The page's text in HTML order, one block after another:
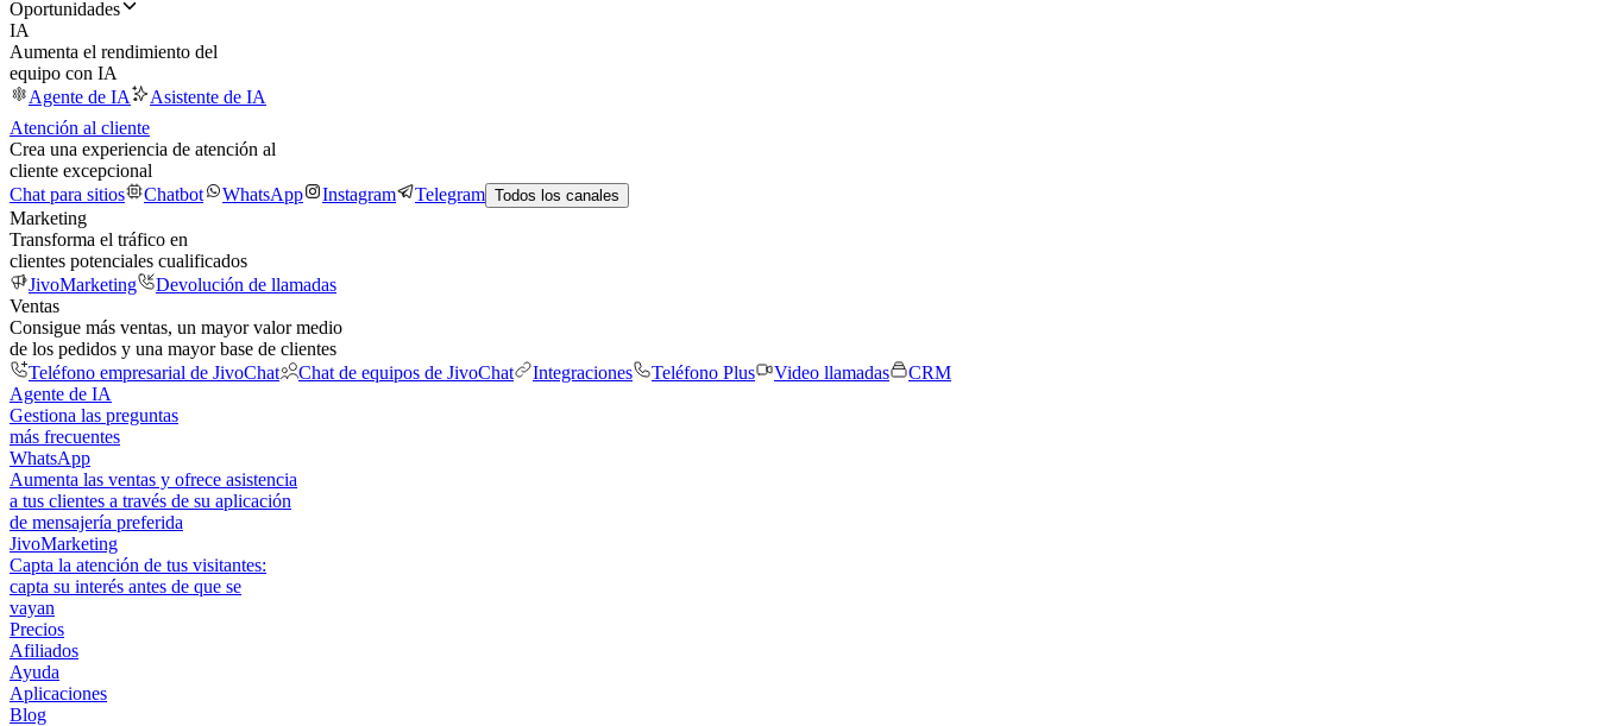
Oportunidades
IA
Aumenta el rendimiento del
equipo con IA
Agente de IA
Asistente de IA
Atención al cliente
Crea una experiencia de atención al
cliente excepcional
Chat para sitios
Chatbot WhatsApp Instagram Telegram Todos los canales
Marketing
Transforma el tráfico en
clientes potenciales cualificados
JivoMarketing
Devolución de llamadas
Ventas
Consigue más ventas, un mayor valor medio
de los pedidos y una mayor base de clientes
Teléfono empresarial de JivoChat
Chat de equipos de JivoChat Integraciones Teléfono Plus Video llamadas
CRM
Agente de IA
Gestiona las preguntas
más frecuentes
WhatsApp
Aumenta las ventas y ofrece asistencia
a tus clientes a través de su aplicación
de mensajería preferida
JivoMarketing
Capta la atención de tus visitantes:
capta su interés antes de que se
vayan
Precios
Afiliados
Ayuda
Aplicaciones
Blog